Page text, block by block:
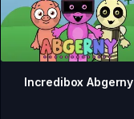
Incredibox Abgerny